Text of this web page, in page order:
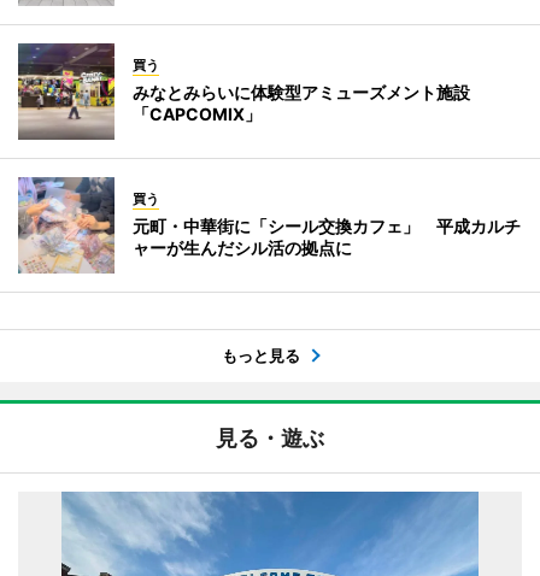
買う
みなとみらいに体験型アミューズメント施設
「CAPCOMIX」
買う
元町・中華街に「シール交換カフェ」 平成カルチ
ャーが生んだシル活の拠点に
もっと見る
見る・遊ぶ